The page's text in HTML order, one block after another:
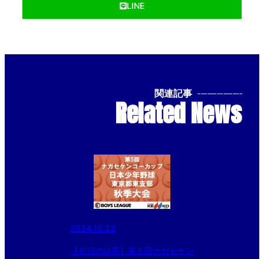
LINE
関連記事 --------------
Related News
2024.10.23
【初日の結果】第５回ナガセケン